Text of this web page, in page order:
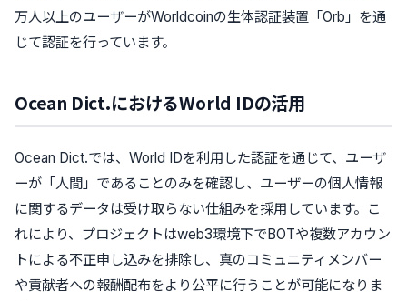
万人以上のユーザーがWorldcoinの生体認証装置「Orb」を通
じて認証を行っています。
Ocean Dict.におけるWorld IDの活用
Ocean Dict.では、World IDを利用した認証を通じて、ユーザ
ーが「人間」であることのみを確認し、ユーザーの個人情報
に関するデータは受け取らない仕組みを採用しています。こ
れにより、プロジェクトはweb3環境下でBOTや複数アカウン
トによる不正申し込みを排除し、真のコミュニティメンバー
や貢献者への報酬配布をより公平に行うことが可能になりま